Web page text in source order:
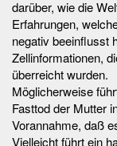
darüber, wie die
Erfahrungen,
negativ beeinflusst
Zellinformationen,
überreicht wurden.
Möglicherweise
Fasttod der Mutter
Vorannahme, daß
Vielleicht führt ein